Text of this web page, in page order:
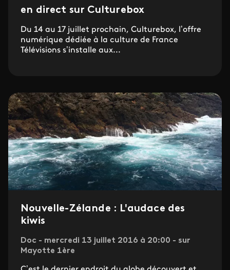
en direct sur Culturebox
Du 14 au 17 juillet prochain, Culturebox, l’offre
numérique dédiée à la culture de France
Télévisions s’installe aux...
Nouvelle-Zélande : L'audace des
kiwis
Doc - mercredi 13 juillet 2016 à 20:00 - sur
Mayotte 1ère